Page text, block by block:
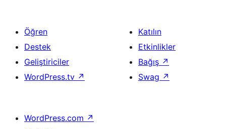
Öğren
Destek
Geliştiriciler
WordPress.tv ↗
Katılın
Etkinlikler
Bağış ↗
Swag ↗
WordPress.com ↗